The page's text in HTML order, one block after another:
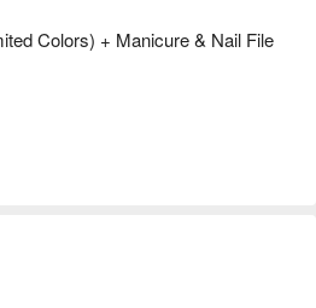
Colors) + Manicure & Nail File